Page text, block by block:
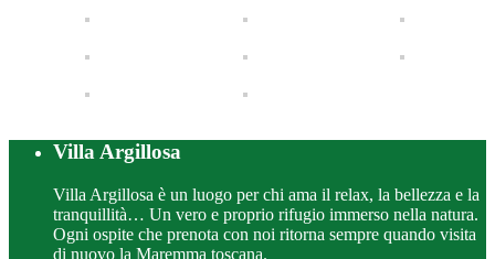
Villa Argillosa
Villa Argillosa è un luogo per chi ama il relax, la bellezza e la
tranquillità… Un vero e proprio rifugio immerso nella natura.
Ogni ospite che prenota con noi ritorna sempre quando visita
di nuovo la Maremma toscana.